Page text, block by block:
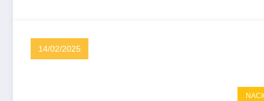
14/02/2025